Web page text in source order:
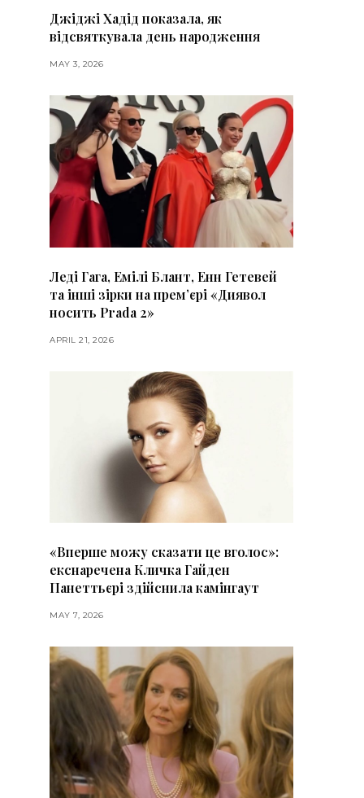
Джіджі Хадід показала, як
відсвяткувала день народження
MAY 3, 2026
Леді Гага, Емілі Блант, Енн Гетевей
та інші зірки на премʼєрі «Диявол
носить Prada 2»
APRIL 21, 2026
«Вперше можу сказати це вголос»:
екснаречена Кличка Гайден
Панеттьєрі здійснила камінгаут
MAY 7, 2026